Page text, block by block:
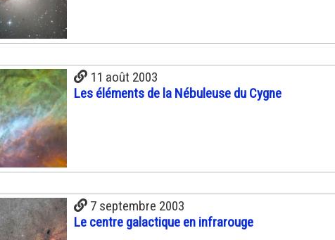
11 août 2003
Les éléments de la Nébuleuse du Cygne
7 septembre 2003
Le centre galactique en infrarouge